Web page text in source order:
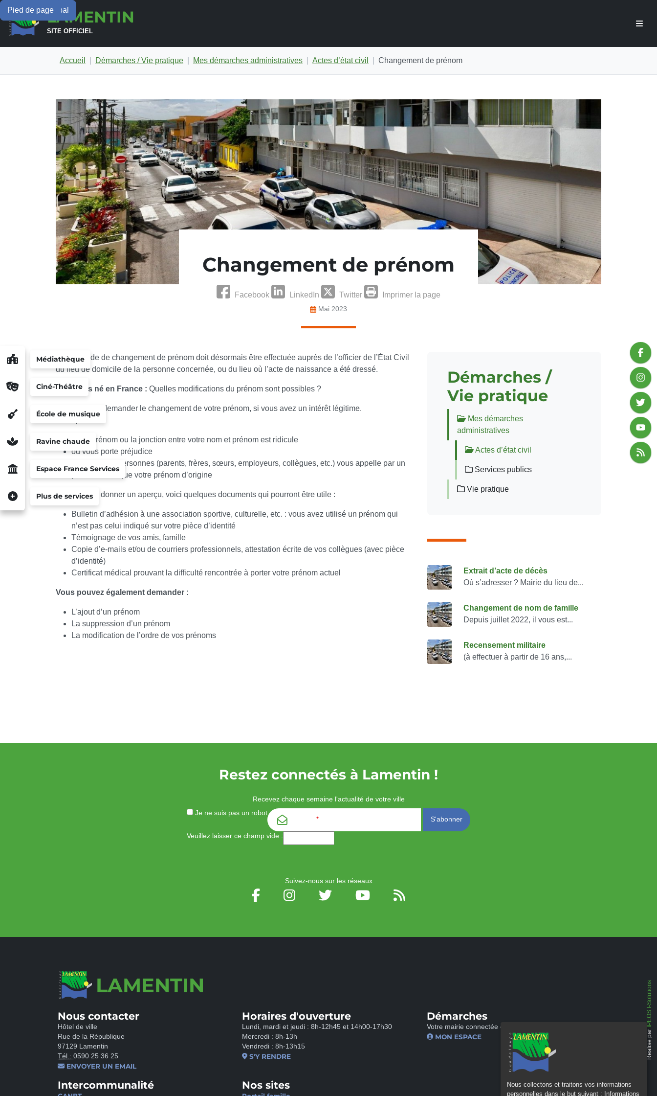
Nous collectons et traitons vos informations
personnelles dans le but suivant :
Informations
Menu principal
Contenu principal
Pied de pageLAMENTIN
SITE OFFICIEL
Médiathèque
Ciné-Théâtre
École de musique
Ravine chaude
Espace France Services
Plus de services
Accueil Démarches / Vie pratique Mes démarches administratives Actes d’état civil Changement de prénom
Changement de prénom
Facebook LinkedIn Twitter Imprimer la page
Mai 2023
La demande de changement de prénom doit désormais être effectuée auprès de l’officier de l’État Civil
du lieu de domicile de la personne concernée, ou du lieu où l’acte de naissance a été dressé.
Vous êtes né en France : Quelles modifications du prénom sont possibles ?
Vous pouvez demander le changement de votre prénom, si vous avez un intérêt légitime.
Exemple :
Votre prénom ou la jonction entre votre nom et prénom est ridicule
ou vous porte préjudice
ou les autres personnes (parents, frères, sœurs, employeurs, collègues, etc.) vous appelle par un
prénom autre que votre prénom d’origine
Afin de vous donner un aperçu, voici quelques documents qui pourront être utile :
Bulletin d’adhésion à une association sportive, culturelle, etc. : vous avez utilisé un prénom qui
n’est pas celui indiqué sur votre pièce d’identité
Témoignage de vos amis, famille
Copie d’e-mails et/ou de courriers professionnels, attestation écrite de vos collègues (avec pièce
d’identité)
Certificat médical prouvant la difficulté rencontrée à porter votre prénom actuel
Vous pouvez également demander :
L’ajout d’un prénom
La suppression d’un prénom
La modification de l’ordre de vos prénoms
Démarches /
Vie pratique
Mes démarches
administratives
Actes d’état civil
Services publics
Vie pratique
Consulter également
Extrait d’acte de décès
Où s’adresser ? Mairie du lieu de...
Changement de nom de famille
Depuis juillet 2022, il vous est...
Recensement militaire
(à effectuer à partir de 16 ans,...
LAMENTIN
Nous contacter
Hôtel de ville
Rue de la République
97129 Lamentin
Tél.: 0590 25 36 25
ENVOYER UN EMAIL
Horaires d'ouverture
Lundi, mardi et jeudi : 8h-12h45 et 14h00-17h30
Mercredi : 8h-13h
Vendredi : 8h-13h15
S'Y RENDRE
Démarches
Votre mairie connectée et disponible 24/24
MON ESPACE
Intercommunalité Nos sites
Restez connectés à Lamentin !
Recevez chaque semaine l'actualité de votre ville
Je ne suis pas un robot
*
Veuillez laisser ce champ vide :
Suivez-nous sur les réseaux
Réalisé par
IPEOS I-Solutions